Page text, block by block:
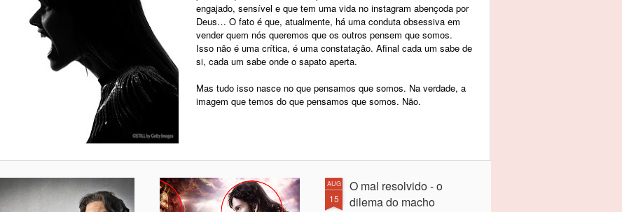
engajado, sensível e que tem uma vida no instagram abençoda por
Deus… O fato é que, atualmente, há uma conduta obsessiva em
vender quem nós queremos que os outros pensem que somos.
Isso não é uma crítica, é uma constatação. Afinal cada um sabe de
si, cada um sabe onde o sapato aperta.
Mas tudo isso nasce no que pensamos que somos. Na verdade, a
imagem que temos do que pensamos que somos. Não.
AUG
15
O mal resolvido - o
dilema do macho